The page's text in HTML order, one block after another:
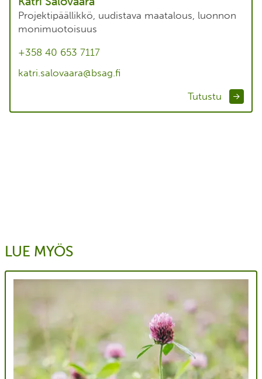
Projektipäällikkö, uudistava maatalous, luonnon
monimuotoisuus
+358 40 653 7117
katri.salovaara@bsag.fi
Tutustu
LUE MYÖS